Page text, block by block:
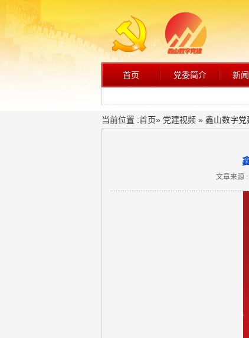
首页 党委简介 新
当前位置 :首页» 党建视频 » 鑫山数字党
文章来源